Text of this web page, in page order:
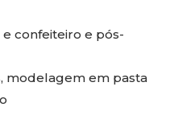
confeiteiro e pós-
modelagem em pasta